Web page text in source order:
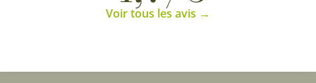
Voir tous les avis →